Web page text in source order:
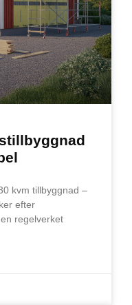
kvm tillbyggnad –
efter
regelverket